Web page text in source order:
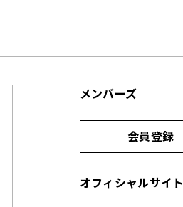
メンバーズ
会員登録
オフィシャルサイト